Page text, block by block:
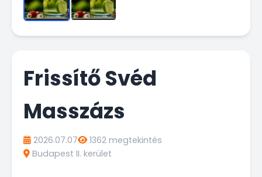
Frissítő Svéd
Masszázs
2026.07.07
1362 megtekintés
Budapest II. kerület